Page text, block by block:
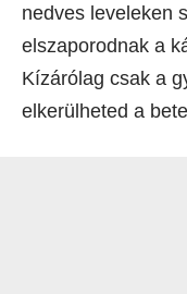
nedves leveleken
elszaporodnak a
Kízárólag csak a
elkerülheted a